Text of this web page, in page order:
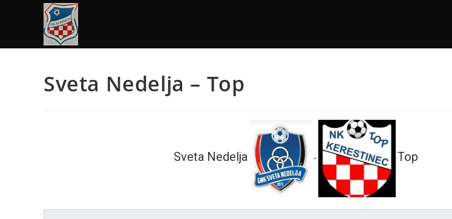
Sveta Nedelja – Top
Sveta Nedelja - Top